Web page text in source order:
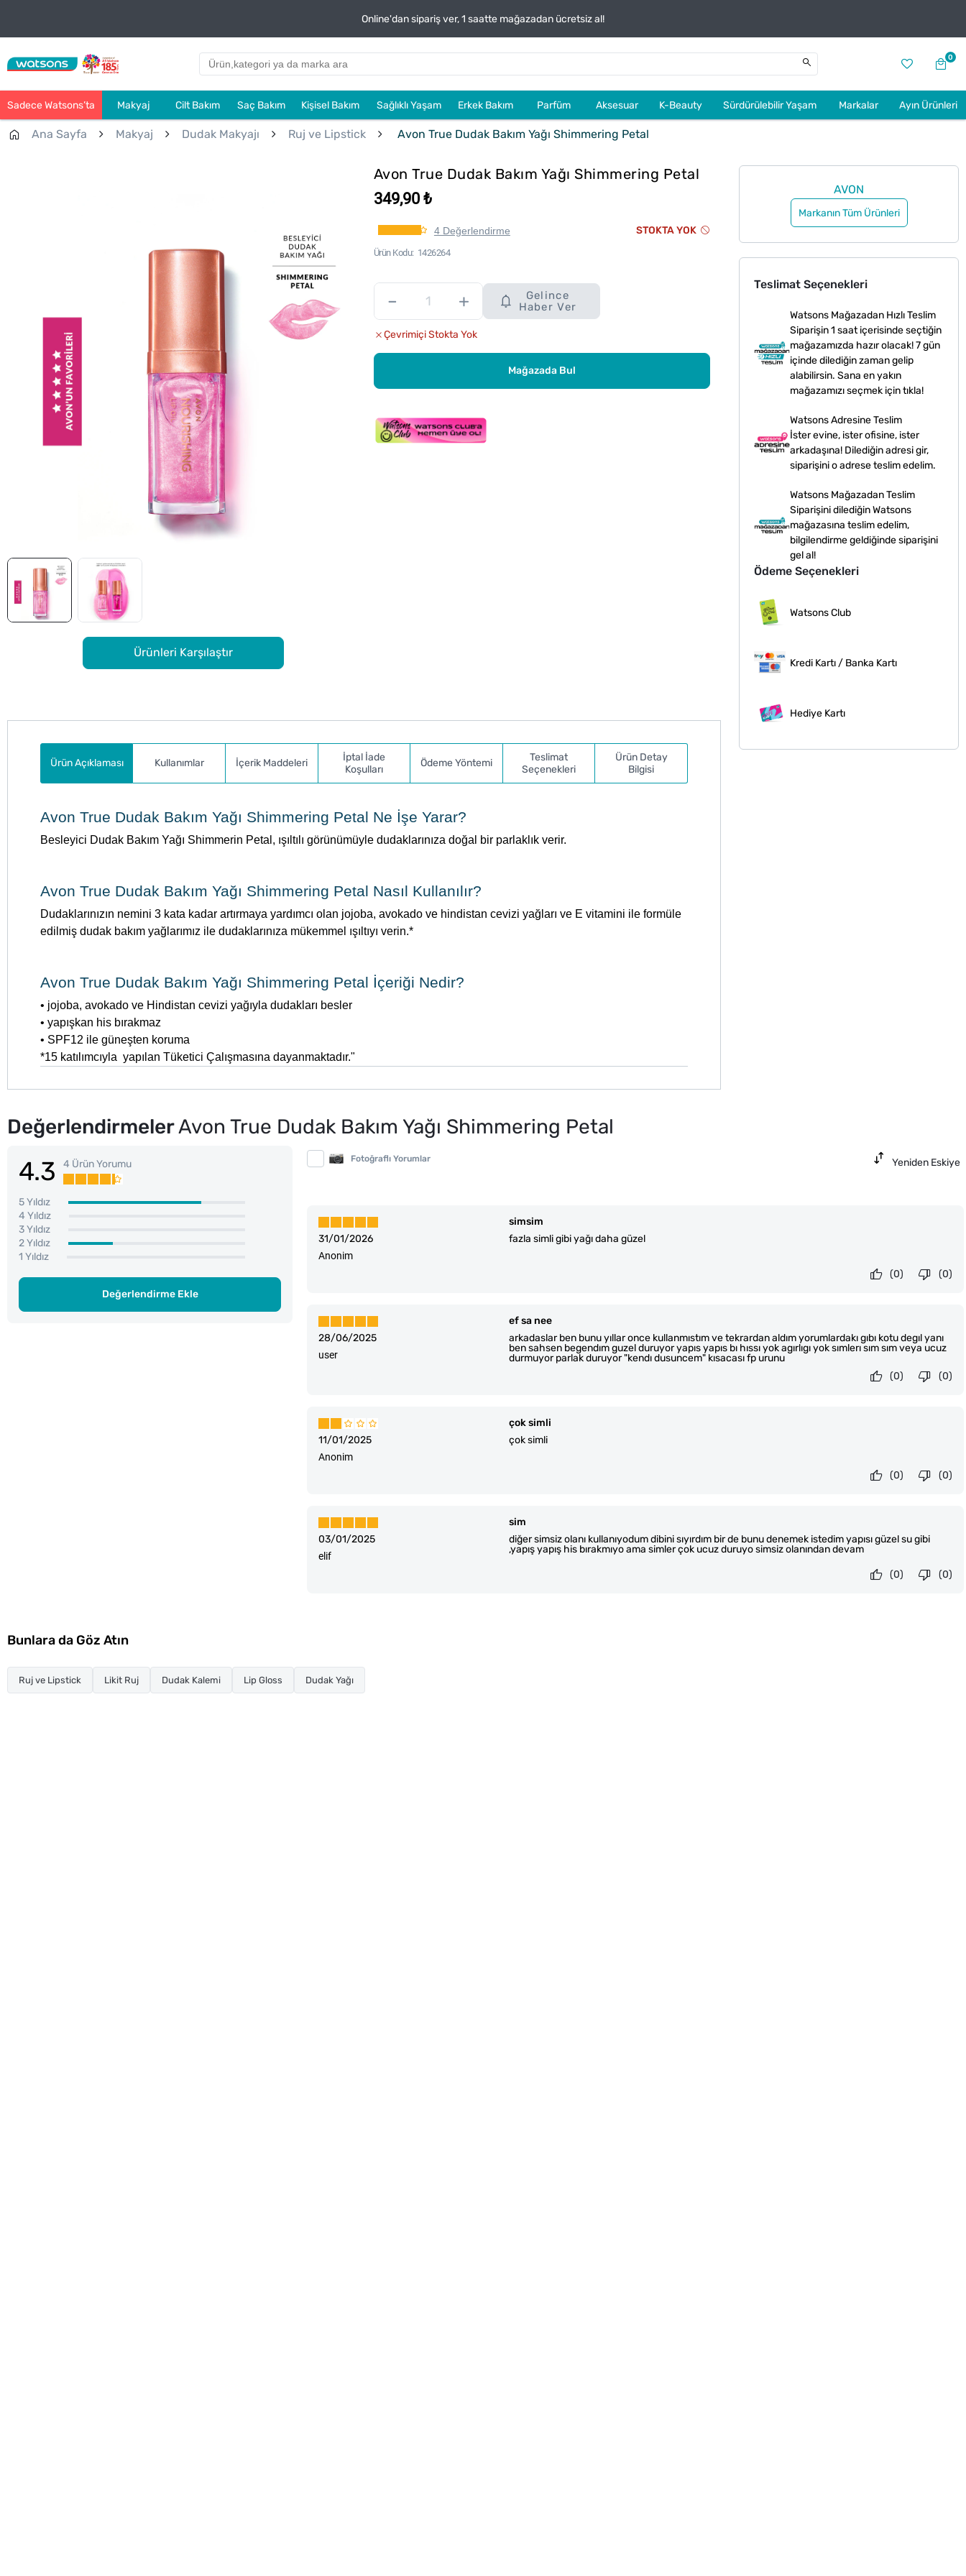
Online'dan sipariş ver, 1 saatte mağazadan ücretsiz al!
0
Sadece Watsons’ta Makyaj Cilt Bakım Saç Bakım Kişisel Bakım Sağlıklı Yaşam Erkek Bakım Parfüm Aksesuar K-Beauty Sürdürülebilir Yaşam Markalar Ayın Ürünleri
Ana Sayfa Makyaj Dudak Makyajı Ruj ve Lipstick Avon True Dudak Bakım Yağı Shimmering Petal
Ürünleri Karşılaştır
Avon True Dudak Bakım Yağı Shimmering Petal
349,90 ₺
4 Değerlendirme STOKTA YOK
Ürün Kodu 1426264
– +
Gelince
Haber Ver
Çevrimiçi Stokta Yok
Mağazada Bul
AVON
Markanın Tüm Ürünleri
Teslimat Seçenekleri
Watsons Mağazadan Hızlı Teslim
Siparişin 1 saat içerisinde seçtiğin
mağazamızda hazır olacak! 7 gün
içinde dilediğin zaman gelip
alabilirsin. Sana en yakın
mağazamızı seçmek için tıkla!
Watsons Adresine Teslim
İster evine, ister ofisine, ister
arkadaşına! Dilediğin adresi gir,
siparişini o adrese teslim edelim.
Watsons Mağazadan Teslim
Siparişini dilediğin Watsons
mağazasına teslim edelim,
bilgilendirme geldiğinde siparişini
gel al!
Ödeme Seçenekleri
Watsons Club
Kredi Kartı / Banka Kartı
Hediye Kartı
Ürün Açıklaması Kullanımlar İçerik Maddeleri
İptal İade
Koşulları
Ödeme Yöntemi
Teslimat
Seçenekleri
Ürün Detay
Bilgisi
Avon True Dudak Bakım Yağı Shimmering Petal Ne İşe Yarar?
Besleyici Dudak Bakım Yağı Shimmerin Petal, ışıltılı görünümüyle dudaklarınıza doğal bir parlaklık verir.
Avon True Dudak Bakım Yağı Shimmering Petal Nasıl Kullanılır?
Dudaklarınızın nemini 3 kata kadar artırmaya yardımcı olan jojoba, avokado ve hindistan cevizi yağları ve E vitamini ile formüle
edilmiş dudak bakım yağlarımız ile dudaklarınıza mükemmel ışıltıyı verin.*
Avon True Dudak Bakım Yağı Shimmering Petal İçeriği Nedir?
• jojoba, avokado ve Hindistan cevizi yağıyla dudakları besler
• yapışkan his bırakmaz
• SPF12 ile güneşten koruma
*15 katılımcıyla yapılan Tüketici Çalışmasına dayanmaktadır."
DeğerlendirmelerAvon True Dudak Bakım Yağı Shimmering Petal
4.3 4 Ürün Yorumu
5 Yıldız
4 Yıldız
3 Yıldız
2 Yıldız
1 Yıldız
Değerlendirme Ekle
Fotoğraflı Yorumlar Yeniden Eskiye
31/01/2026
simsim
fazla simli gibi yağı daha güzel
Anonim
(0)
(0)
28/06/2025
ef sa nee
arkadaslar ben bunu yıllar once kullanmıstım ve tekrardan aldım yorumlardakı gıbı kotu degıl yanı
ben sahsen begendım guzel duruyor yapıs yapıs bı hıssı yok agırlıgı yok sımlerı sım sım veya ucuz
durmuyor parlak duruyor "kendı dusuncem" kısacası fp urunu
user
(0)
(0)
11/01/2025
çok simli
çok simli
Anonim
(0)
(0)
03/01/2025
sim
diğer simsiz olanı kullanıyodum dibini sıyırdım bir de bunu denemek istedim yapısı güzel su gibi
,yapış yapış his bırakmıyo ama simler çok ucuz duruyo simsiz olanından devam
elif
(0)
(0)
Bunlara da Göz Atın
Ruj ve Lipstick Likit Ruj Dudak Kalemi Lip Gloss Dudak Yağı